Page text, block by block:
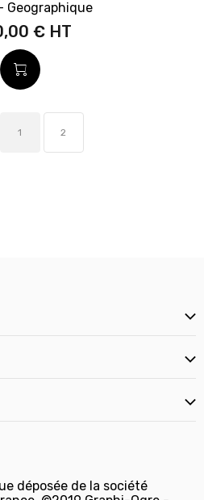
Geographique
€
1 2
déposée de la société